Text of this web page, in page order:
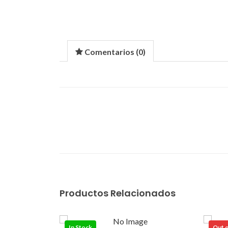
Comentarios (0)
Productos Relacionados